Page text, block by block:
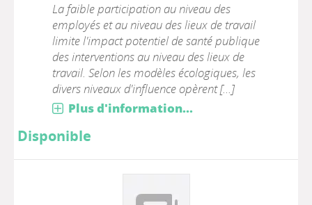
La faible participation au niveau des
employés et au niveau des lieux de travail
limite l'impact potentiel de santé publique
des interventions au niveau des lieux de
travail. Selon les modèles écologiques, les
divers niveaux d'influence opèrent [...]
Plus d'information...
Disponible